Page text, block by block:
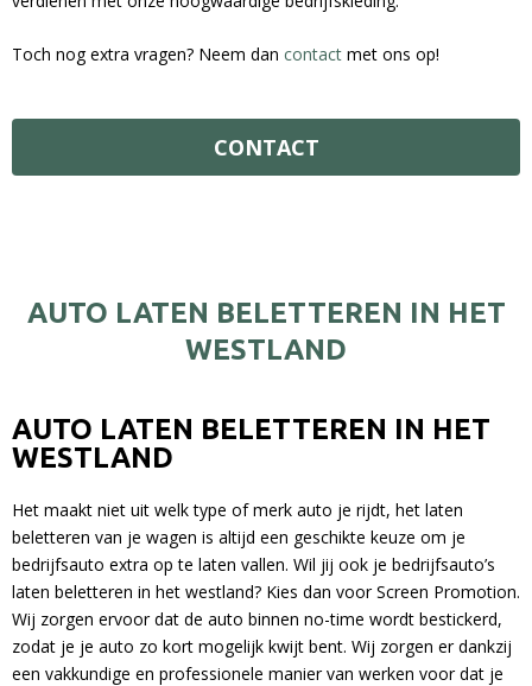
Toch nog extra vragen? Neem dan contact met ons op!
CONTACT
AUTO LATEN BELETTEREN IN HET
WESTLAND
AUTO LATEN BELETTEREN IN HET
WESTLAND
Het maakt niet uit welk type of merk auto je rijdt, het laten
beletteren van je wagen is altijd een geschikte keuze om je
bedrijfsauto extra op te laten vallen. Wil jij ook je bedrijfsauto’s
laten beletteren in het westland? Kies dan voor Screen Promotion.
Wij zorgen ervoor dat de auto binnen no-time wordt bestickerd,
zodat je je auto zo kort mogelijk kwijt bent. Wij zorgen er dankzij
een vakkundige en professionele manier van werken voor dat je